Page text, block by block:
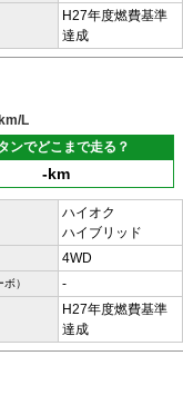
H27年度燃費基準
達成
L
ンでどこまで走る？
-km
ハイオク
ハイブリッド
4WD
） -
H27年度燃費基準
達成